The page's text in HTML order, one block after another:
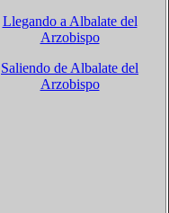
Llegando a Albalate del
Arzobispo
Saliendo de Albalate del
Arzobispo